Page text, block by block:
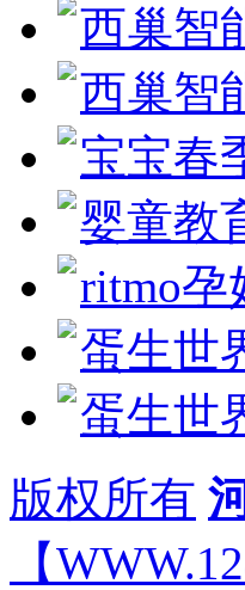
西巢智
西巢智
宝宝春
婴童教
ritmo孕
蛋生世
蛋生世
版权所有
【